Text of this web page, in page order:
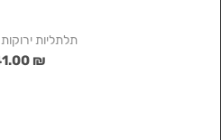
תלתליות ירוקות 25 מ"מ
₪ 41.00